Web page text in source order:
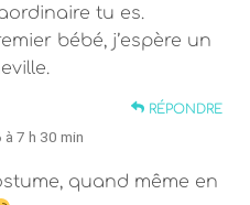
tu es.
bébé, j’espère un
RÉPONDRE
à 7 h 30 min
quand même en